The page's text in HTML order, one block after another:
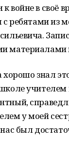
войне в своё
с ребятами из
материалами
хорошо знал
у моей
нас был